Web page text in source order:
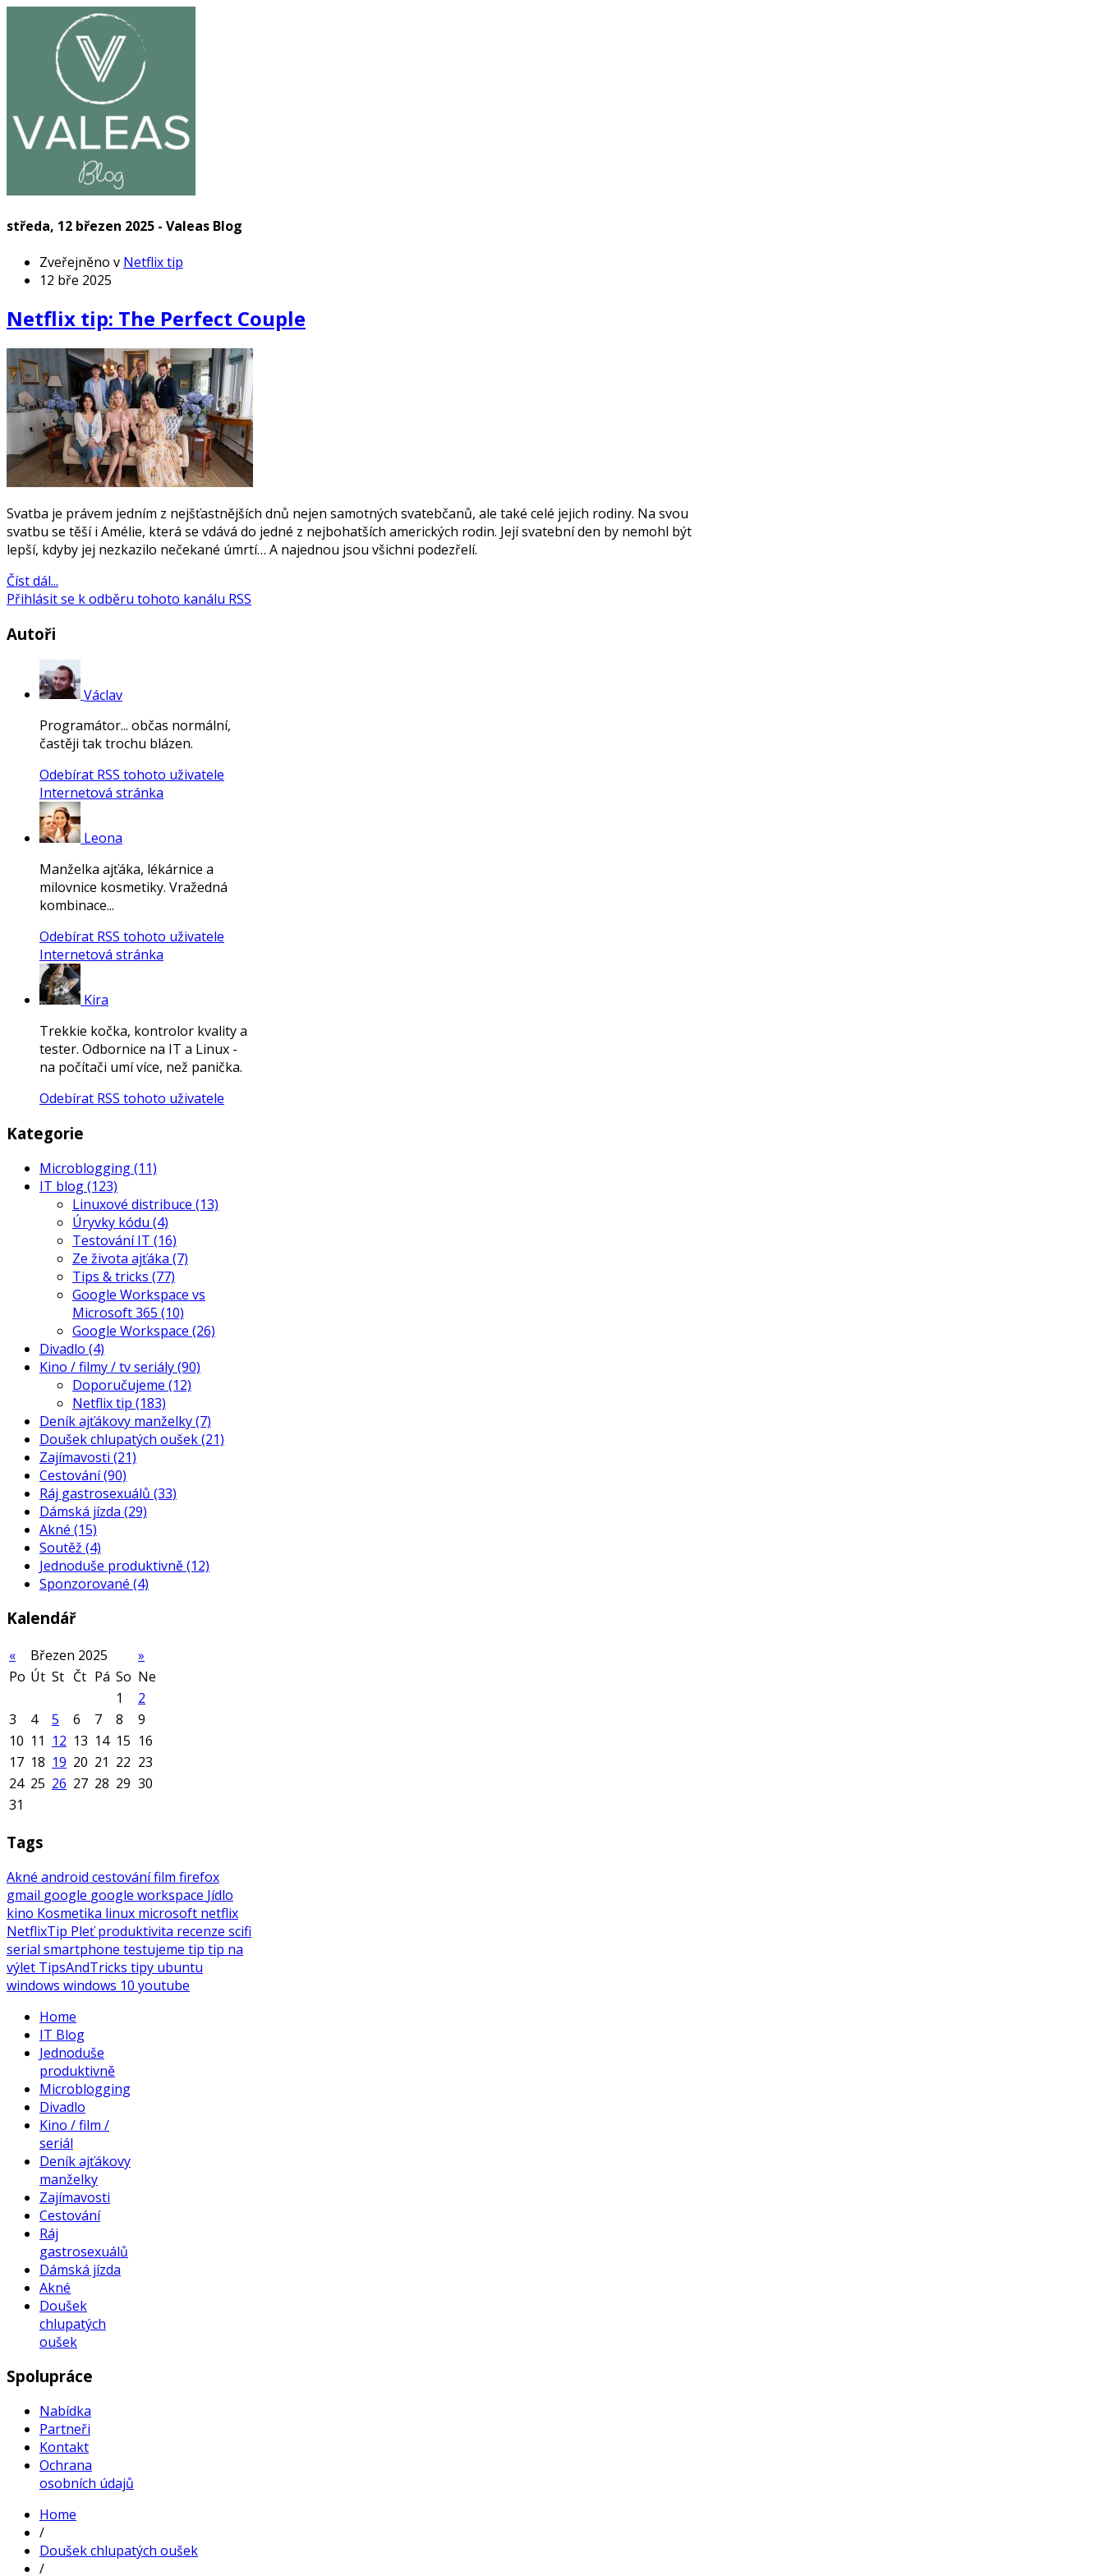
středa, 12 březen 2025 - Valeas Blog
Zveřejněno v Netflix tip
12 bře 2025
Netflix tip: The Perfect Couple
Svatba je právem jedním z nejšťastnějších dnů nejen samotných svatebčanů, ale také celé jejich rodiny. Na svou
svatbu se těší i Amélie, která se vdává do jedné z nejbohatších amerických rodin. Její svatební den by nemohl být
lepší, kdyby jej nezkazilo nečekané úmrtí… A najednou jsou všichni podezřelí.
Číst dál...
Přihlásit se k odběru tohoto kanálu RSS
Autoři
Václav
Programátor... občas normální,
častěji tak trochu blázen.
Odebírat RSS tohoto uživatele
Internetová stránka
Leona
Manželka ajťáka, lékárnice a
milovnice kosmetiky. Vražedná
kombinace...
Odebírat RSS tohoto uživatele
Internetová stránka
Kira
Trekkie kočka, kontrolor kvality a
tester. Odbornice na IT a Linux -
na počítači umí více, než panička.
Odebírat RSS tohoto uživatele
Kategorie
Microblogging(11)
IT blog(123)
Linuxové distribuce (13)
Úryvky kódu (4)
Testování IT (16)
Ze života ajťáka (7)
Tips & tricks (77)
Google Workspace vs
Microsoft 365 (10)
Google Workspace (26)
Divadlo (4)
Kino / filmy / tv seriály(90)
Doporučujeme (12)
Netflix tip (183)
Deník ajťákovy manželky(7)
Doušek chlupatých oušek(21)
Zajímavosti (21)
Cestování(90)
Ráj gastrosexuálů (33)
Dámská jízda (29)
Akné (15)
Soutěž (4)
Jednoduše produktivně(12)
Sponzorované (4)
Kalendář
« Březen 2025
»
Po Út St Čt Pá So Ne
1
2
3
4 5 6 7 8
9
10 11 12 13 14 15 16
17 18 19 20 21 22 23
24 25 26 27 28 29 30
31
Tags
Akné android cestovánífilm firefox
gmail google google workspace Jídlo
kino Kosmetika linux microsoft netflix
NetflixTip Pleťproduktivita recenze scifi
serial smartphone testujeme tip tip na
výlet TipsAndTricks tipy ubuntu
windows windows 10 youtube
Home
IT Blog
Jednoduše
produktivně
Microblogging
Divadlo
Kino / film /
seriál
Deník ajťákovy
manželky
Zajímavosti
Cestování
Ráj
gastrosexuálů
Dámská jízda
Akné
Doušek
chlupatých
oušek
Spolupráce
Nabídka
Partneři
Kontakt
Ochrana
osobních údajů
Home
/
Doušek chlupatých oušek
/